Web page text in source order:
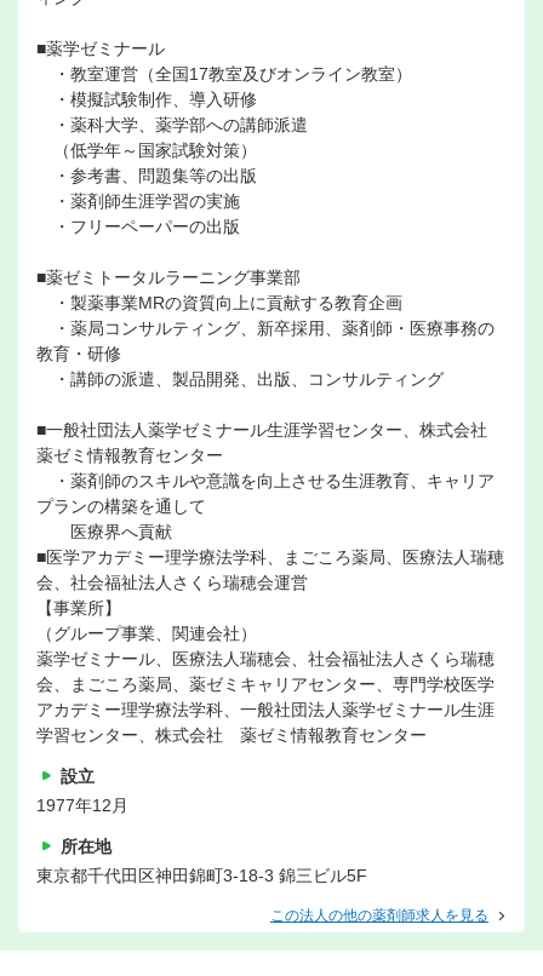
■薬学ゼミナール
・教室運営（全国17教室及びオンライン教室）
・模擬試験制作、導入研修
・薬科大学、薬学部への講師派遣
（低学年～国家試験対策）
・参考書、問題集等の出版
・薬剤師生涯学習の実施
・フリーペーパーの出版
■薬ゼミトータルラーニング事業部
・製薬事業MRの資質向上に貢献する教育企画
・薬局コンサルティング、新卒採用、薬剤師・医療事務の
教育・研修
・講師の派遣、製品開発、出版、コンサルティング
■一般社団法人薬学ゼミナール生涯学習センター、株式会社
薬ゼミ情報教育センター
・薬剤師のスキルや意識を向上させる生涯教育、キャリア
プランの構築を通して
医療界へ貢献
■医学アカデミー理学療法学科、まごころ薬局、医療法人瑞穂
会、社会福祉法人さくら瑞穂会運営
【事業所】
（グループ事業、関連会社）
薬学ゼミナール、医療法人瑞穂会、社会福祉法人さくら瑞穂
会、まごころ薬局、薬ゼミキャリアセンター、専門学校医学
アカデミー理学療法学科、一般社団法人薬学ゼミナール生涯
学習センター、株式会社 薬ゼミ情報教育センター
設立
1977年12月
所在地
東京都千代田区神田錦町3-18-3 錦三ビル5F
この法人の他の薬剤師求人を見る